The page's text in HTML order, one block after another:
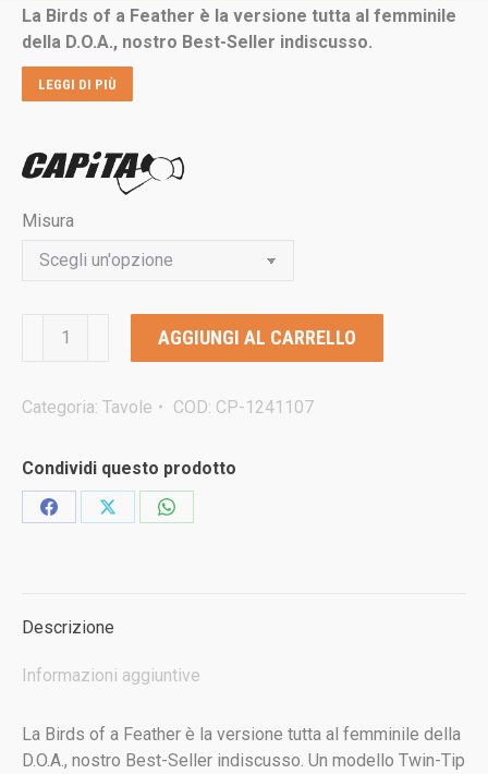
era:
€549,00.
è:
La Birds of a Feather è la versione tutta al femminile
della D.O.A., nostro Best-Seller indiscusso.
LEGGI DI PIÙ
Misura
FEATHER
snowboard
AGGIUNGI AL CARRELLO
Categoria: Tavole COD: CP-1241107
Condividi questo prodotto
CondividiCondividiCondividi
Descrizione
Informazioni aggiuntive
La Birds of a Feather è la versione tutta al femminile della
D.O.A., nostro Best-Seller indiscusso. Un modello Twin-Tip